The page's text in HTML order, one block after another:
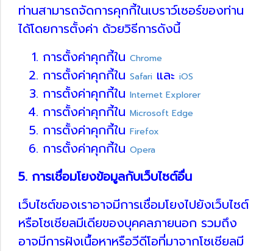
ท่านสามารถจัดการคุกกี้ในเบราว์เซอร์ของท่าน
ได้โดยการตั้งค่า ด้วยวิธีการดังนี้
การตั้งค่าคุกกี้ใน Chrome
การตั้งค่าคุกกี้ใน Safari และ iOS
การตั้งค่าคุกกี้ใน Internet Explorer
การตั้งค่าคุกกี้ใน Microsoft Edge
การตั้งค่าคุกกี้ใน Firefox
การตั้งค่าคุกกี้ใน Opera
5. การเชื่อมโยงข้อมูลกับเว็บไซต์อื่น
เว็บไซต์ของเราอาจมีการเชื่อมโยงไปยังเว็บไซต์
หรือโซเชียลมีเดียของบุคคลภายนอก รวมถึง
อาจมีการฝังเนื้อหาหรือวีดีโอที่มาจากโซเชียลมี